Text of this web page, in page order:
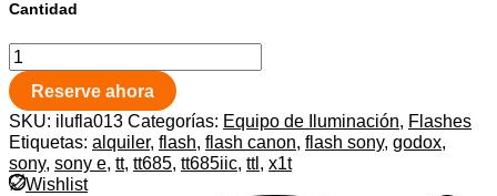
Cantidad
Reserve ahora
SKU: ilufla013 Categorías: Equipo de Iluminación, Flashes
Etiquetas: alquiler, flash, flash canon, flash sony, godox,
sony, sony e, tt, tt685, tt685iic, ttl, x1t
Wishlist